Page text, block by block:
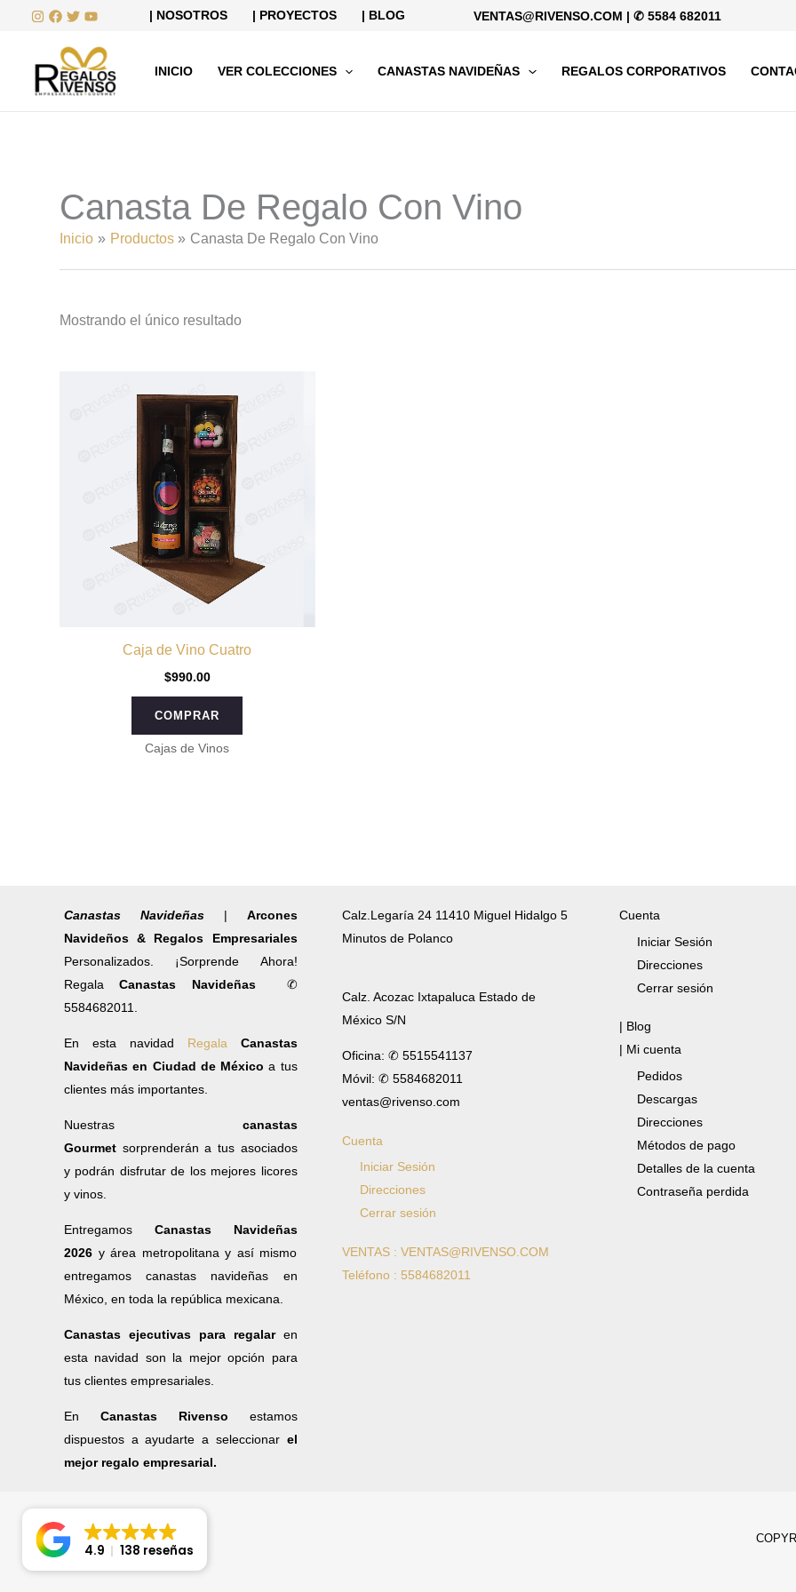
contenido
| NOSOTROS | PROYECTOS | BLOG VENTAS@RIVENSO.COM | ✆ 5584 682011
INICIO VER COLECCIONES CANASTAS NAVIDEÑAS REGALOS CORPORATIVOS
Canasta De Regalo Con Vino
Inicio Productos Canasta De Regalo Con Vino
Mostrando el único resultado
Caja de Vino Cuatro
$990.00
COMPRAR
Cajas de Vinos
Canastas Navideñas| Arcones
Navideños & Regalos Empresariales
Personalizados. ¡Sorprende Ahora!
RegalaCanastas Navideñas✆
5584682011.
En esta navidad Regala Canastas
Navideñas en Ciudad de Méxicoa tus
clientes más importantes.
Nuestras canastas
Gourmet sorprenderán a tus asociados
y podrán disfrutar de los mejores licores
y vinos.
Entregamos Canastas Navideñas
2026 y área metropolitana y así mismo
entregamos canastas navideñas en
México, en toda la república mexicana.
Canastas ejecutivas para regalaren
esta navidad son la mejor opción para
tus clientes empresariales.
En Canastas Rivenso estamos
dispuestos a ayudarte a seleccionar el
mejor regalo empresarial.
Calz.Legaría 24 11410 Miguel Hidalgo 5
Minutos de Polanco
Calz. Acozac Ixtapaluca Estado de
México S/N
Oficina: ✆ 5515541137
Móvil: ✆ 5584682011
ventas@rivenso.com
Cuenta
Iniciar Sesión
Direcciones
Cerrar sesión
VENTAS : VENTAS@RIVENSO.COM
Teléfono : 5584682011
Cuenta
Iniciar Sesión
Direcciones
Cerrar sesión
| Blog
| Mi cuenta
Pedidos
Descargas
Direcciones
Métodos de pago
Detalles de la cuenta
Contraseña perdida
4.9 138 reseñas